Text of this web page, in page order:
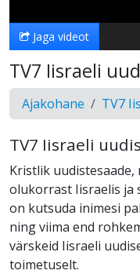
Jaga videot
TV7 Iisraeli
Ajakohane TV7
TV7 Iisraeli
Kristlik
olukorrast Iisraelis ja
on kutsuda inimesi
ning viima end
värskeid Iisraeli
toimetuselt.